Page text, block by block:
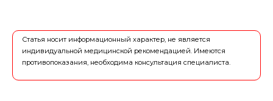
Статья носит информационный характер, не является
индивидуальной медицинской рекомендацией. Имеются
противопоказания, необходима консультация специалиста.